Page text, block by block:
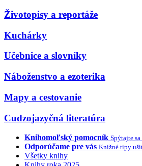
Životopisy a reportáže
Kuchárky
Učebnice a slovníky
Náboženstvo a ezoterika
Mapy a cestovanie
Cudzojazyčná literatúra
Knihomoľský pomocník Spýtajte
Odporúčame pre vás Knižné tipy
Všetky knihy